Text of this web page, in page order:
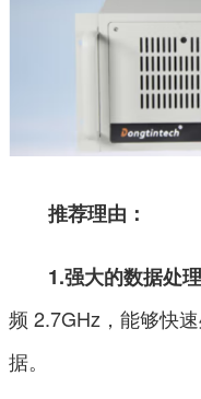
推荐理由：
1.强大的数据处
频 2.7GHz，能够快
据。